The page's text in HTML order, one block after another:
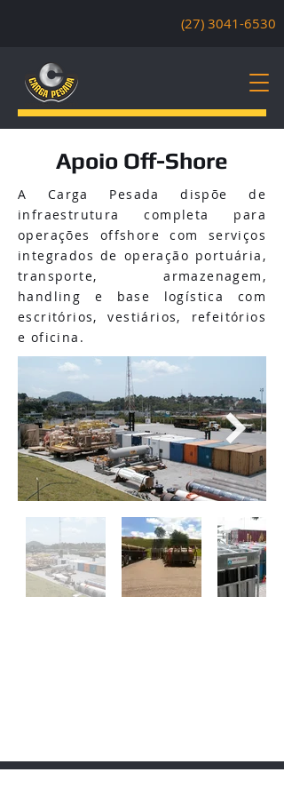
(27) 3041-6530
Apoio Off-Shore
A Carga Pesada dispõe de
infraestrutura completa para
operações offshore com serviços
integrados de operação portuária,
transporte, armazenagem,
handling e base logística com
escritórios, vestiários, refeitórios
e oficina.